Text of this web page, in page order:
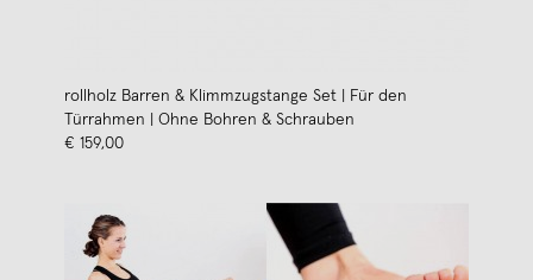
rollholz Barren & Klimmzugstange Set | Für den
Türrahmen | Ohne Bohren & Schrauben
€ 159,00